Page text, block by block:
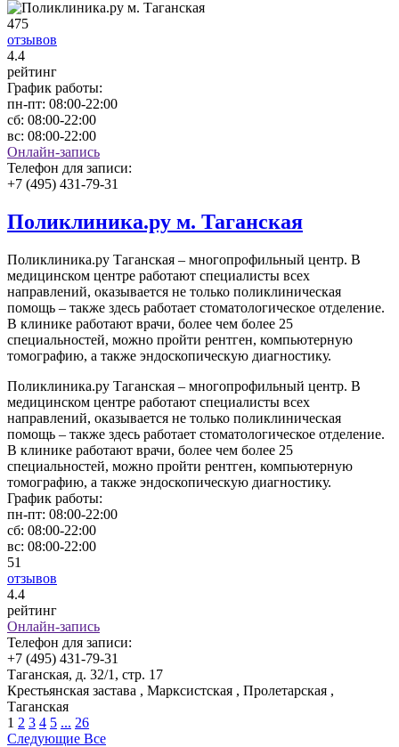
475
отзывов
4.4
рейтинг
График работы:
пн-пт: 08:00-22:00
сб: 08:00-22:00
вс: 08:00-22:00
Онлайн-запись
Телефон для записи:
+7 (495) 431-79-31
Поликлиника.ру м. Таганская
Поликлиника.ру Таганская – многопрофильный центр. В
медицинском центре работают специалисты всех
направлений, оказывается не только поликлиническая
помощь – также здесь работает стоматологическое отделение.
В клинике работают врачи, более чем более 25
специальностей, можно пройти рентген, компьютерную
томографию, а также эндоскопическую диагностику.
Поликлиника.ру Таганская – многопрофильный центр. В
медицинском центре работают специалисты всех
направлений, оказывается не только поликлиническая
помощь – также здесь работает стоматологическое отделение.
В клинике работают врачи, более чем более 25
специальностей, можно пройти рентген, компьютерную
томографию, а также эндоскопическую диагностику.
График работы:
пн-пт: 08:00-22:00
сб: 08:00-22:00
вс: 08:00-22:00
51
отзывов
4.4
рейтинг
Онлайн-запись
Телефон для записи:
+7 (495) 431-79-31
Таганская, д. 32/1, стр. 17
Крестьянская застава , Марксистская , Пролетарская ,
Таганская
1 2 3 4 5 ... 26
Следующие Все